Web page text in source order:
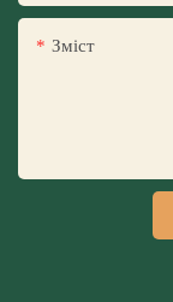
Зміст